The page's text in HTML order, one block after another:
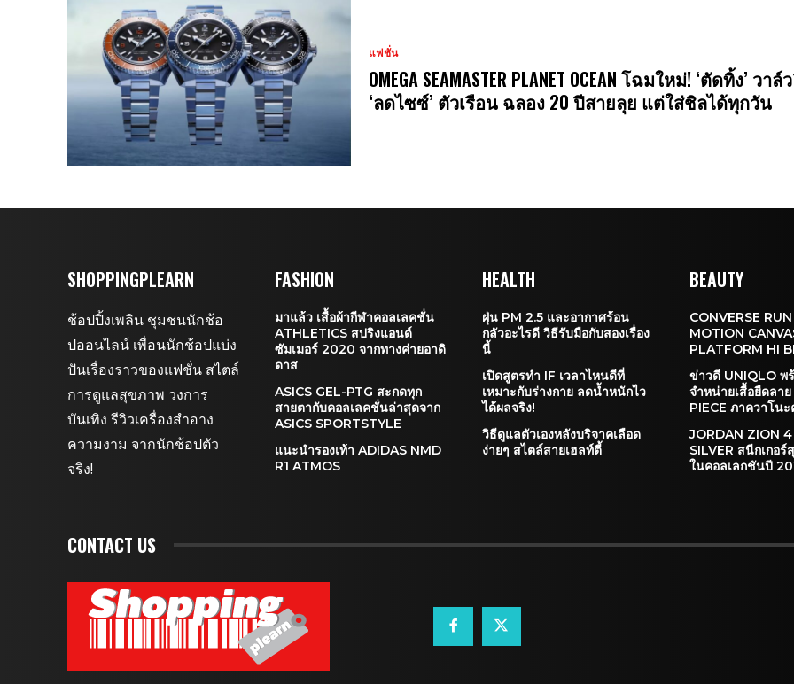
แฟชั่น
OMEGA SEAMASTER PLANET OCEAN โฉมใหม่! ‘ตัดทิ้ง’ วา
‘ลดไซซ์’ ตัวเรือน ฉลอง 20 ปีสายลุย แต่ใส่ชิลได้ทุกวัน
SHOPPINGPLEARN
ช้อปปิ้งเพลิน ชุมชนนักช้อ
ปออนไลน์ เพื่อนนักช้อปแบ่ง
ปันเรื่องราวของแฟชั่น สไตล์
การดูแลสุขภาพ วงการ
บันเทิง รีวิวเครื่องสำอาง
ความงาม จากนักช้อปตัว
จริง!
FASHION
มาแล้ว เสื้อผ้ากีฬาคอลเลคชั่น
ATHLETICS สปริงแอนด์
ซัมเมอร์ 2020 จากทางค่ายอาดิ
ดาส
ASICS GEL-PTG สะกดทุก
สายตากับคอลเลคชั่นล่าสุดจาก
ASICS SPORTSTYLE
แนะนำรองเท้า ADIDAS NMD
R1 ATMOS
HEALTH
ฝุ่น PM 2.5 และอากาศร้อน
กลัวอะไรดี วิธีรับมือกับสองเรื่อง
นี้
เปิดสูตรทำ IF เวลาไหนดีที่
เหมาะกับร่างกาย ลดน้ำหนักไว
ได้ผลจริง!
วิธีดูแลตัวเองหลังบริจาคเลือด
ง่ายๆ สไตล์สายเฮลท์ตี้
BEAUTY
CONVERSE
MOTION
PLATFORM HI
ข่าวดี UNIQLO พ
จำหน่ายเสื้อยืดลา
PIECE ภาควาโน
JORDAN ZION
SILVER สนีกเกอร์
ในคอลเลกชันปี
CONTACT US